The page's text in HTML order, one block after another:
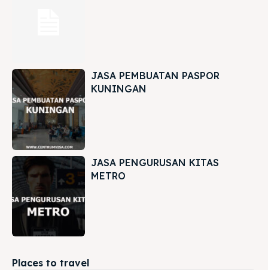
JASA PEMBUATAN PASPOR
KUNINGAN
JASA PENGURUSAN KITAS
METRO
Places to travel